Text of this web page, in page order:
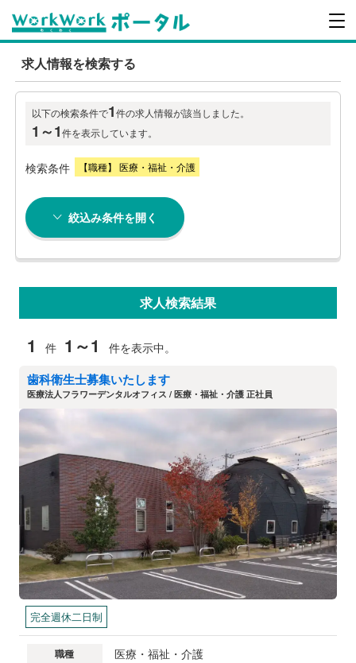
求人情報を検索する
以下の検索条件で1件の求人情報が該当しました。
1～1件を表示しています。
検索条件 【職種】 医療・福祉・介護
絞込み条件を開く
求人検索結果
1 件 1～1 件を表示中。
歯科衛生士募集いたします
医療法人フラワーデンタルオフィス / 医療・福祉・介護 正社員
完全週休二日制
職種 医療・福祉・介護